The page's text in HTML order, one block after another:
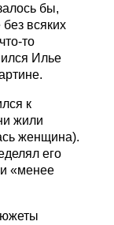
бы,
всяких
то
Илье
к
жили
женщина).
его
«менее